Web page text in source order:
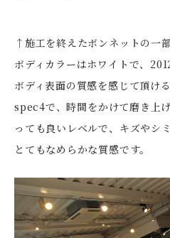
↑施工を終えたボンネットの一部
ボディカラーはホワイトで、
ボディ表面の質感を感じて頂け
spec4で、時間をかけて磨き上
っても良いレベルで、キズやシ
とてもなめらかな質感です。